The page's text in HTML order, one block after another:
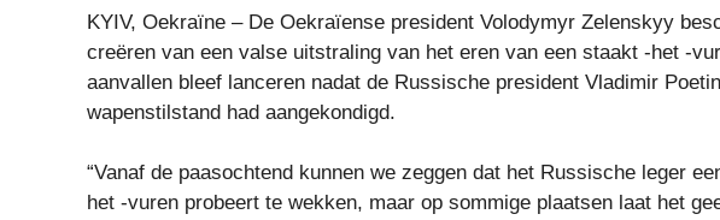
KYIV, Oekraïne – De Oekraïense president Volodymyr Zelenskyy
creëren van een valse uitstraling van het eren van een staakt -het -
aanvallen bleef lanceren nadat de Russische president Vladimir
wapenstilstand had aangekondigd.
“Vanaf de paasochtend kunnen we zeggen dat het Russische leger
het -vuren probeert te wekken, maar op sommige plaatsen laat het